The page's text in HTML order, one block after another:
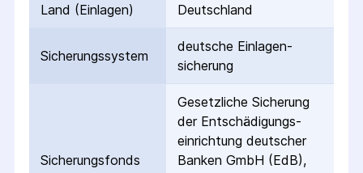
Land (Einlagen) Deutschland
Sicherungs­system
deutsche Einlagen­
sicherung
Sicherungs­fonds
Gesetzliche Sicherung
der Entschädigungs­
einrichtung deutscher
Banken GmbH (EdB),